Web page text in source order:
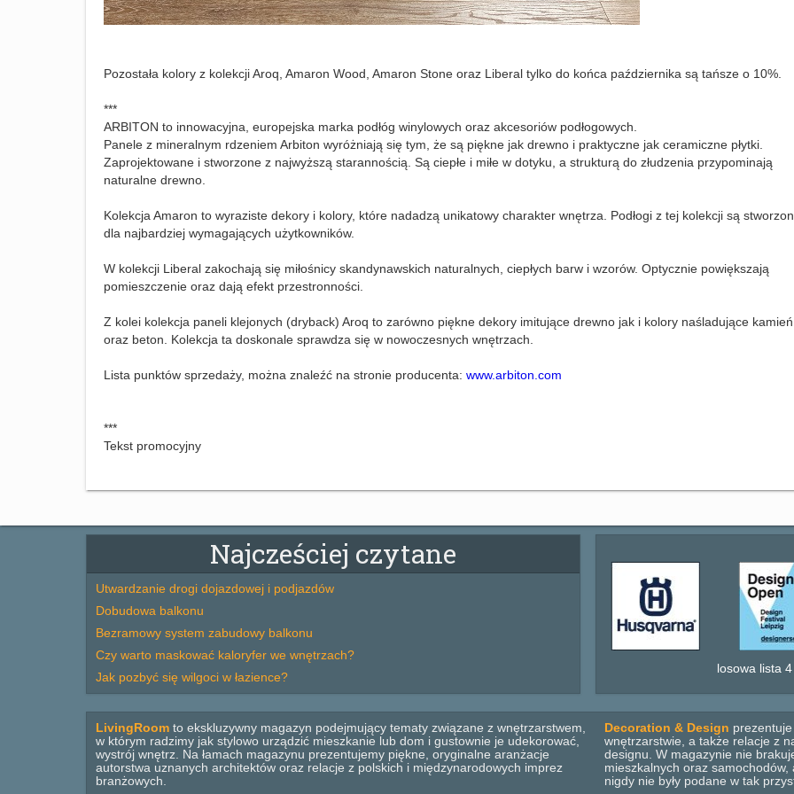
Pozostała kolory z kolekcji Aroq, Amaron Wood, Amaron Stone oraz Liberal tylko do końca października są tańsze o 10%.
***
ARBITON to innowacyjna, europejska marka podłóg winylowych oraz akcesoriów podłogowych.
Panele z mineralnym rdzeniem Arbiton wyróżniają się tym, że są piękne jak drewno i praktyczne jak ceramiczne płytki.
Zaprojektowane i stworzone z najwyższą starannością. Są ciepłe i miłe w dotyku, a strukturą do złudzenia przypominają
naturalne drewno.
Kolekcja Amaron to wyraziste dekory i kolory, które nadadzą unikatowy charakter wnętrza. Podłogi z tej kolekcji są
dla najbardziej wymagających użytkowników.
W kolekcji Liberal zakochają się miłośnicy skandynawskich naturalnych, ciepłych barw i wzorów. Optycznie powiększają
pomieszczenie oraz dają efekt przestronności.
Z kolei kolekcja paneli klejonych (dryback) Aroq to zarówno piękne dekory imitujące drewno jak i kolory naśladujące kamień
oraz beton. Kolekcja ta doskonale sprawdza się w nowoczesnych wnętrzach.
Lista punktów sprzedaży, można znaleźć na stronie producenta: www.arbiton.com
***
Tekst promocyjny
Najcześciej czytane
Utwardzanie drogi dojazdowej i podjazdów
Dobudowa balkonu
Bezramowy system zabudowy balkonu
Czy warto maskować kaloryfer we wnętrzach?
Jak pozbyć się wilgoci w łazience?
losowa lista
LivingRoom to ekskluzywny magazyn podejmujący tematy związane z wnętrzarstwem,
w którym radzimy jak stylowo urządzić mieszkanie lub dom i gustownie je udekorować,
wystrój wnętrz. Na łamach magazynu prezentujemy piękne, oryginalne aranżacje
autorstwa uznanych architektów oraz relacje z polskich i międzynarodowych imprez
branżowych.
Decoration & Design
wnętrzarstwie, a także relacje z
designu. W magazynie nie
mieszkalnych oraz
nigdy nie były podane w tak